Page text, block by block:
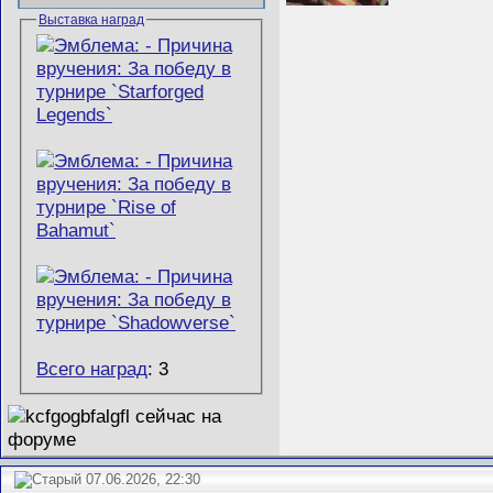
Выставка наград
Всего наград: 3
07.06.2026, 22:30